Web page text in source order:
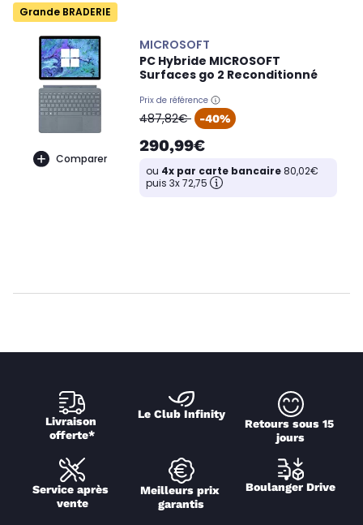
Grande BRADERIE
Comparer
MICROSOFT
PC Hybride MICROSOFT
Surfaces go 2 Reconditionné
Prix de référence
oldPrice
487,82€ -40%
290,99€
ou 4x par carte bancaire80,02€
puis 3x 72,75
Livraison
offerte*
Le Club Infinity
Retours sous 15
jours
Service après
vente
Meilleurs prix
garantis
Boulanger Drive